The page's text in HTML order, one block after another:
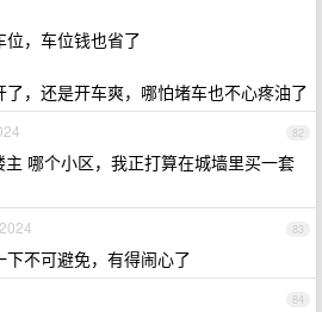
位，车位钱也省了
，还是开车爽，哪怕堵车也不心疼油了
82
主 哪个小区，我正打算在城墙里买一套
83
不可避免，有得闹心了
84